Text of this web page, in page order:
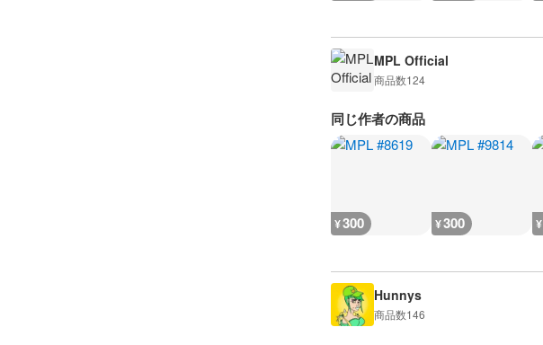
MPL Official
商品数124
同じ作者の商品
¥300 ¥300 ¥
Hunnys
商品数146